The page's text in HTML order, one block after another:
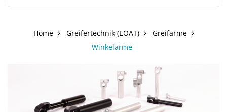
Home Greifertechnik (EOAT)
Greifarme
Winkelarme